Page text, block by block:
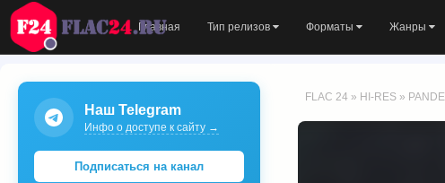
Главная Тип релизов Форматы Жанры
FLAC 24 » HI-RES »
Наш Telegram
Инфо о доступе к сайту →
Подписаться на канал